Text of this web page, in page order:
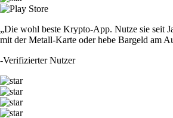
„Die wohl beste Krypto-App. Nutze sie seit
mit der Metall-Karte oder hebe Bargeld am
-Verifizierter Nutzer